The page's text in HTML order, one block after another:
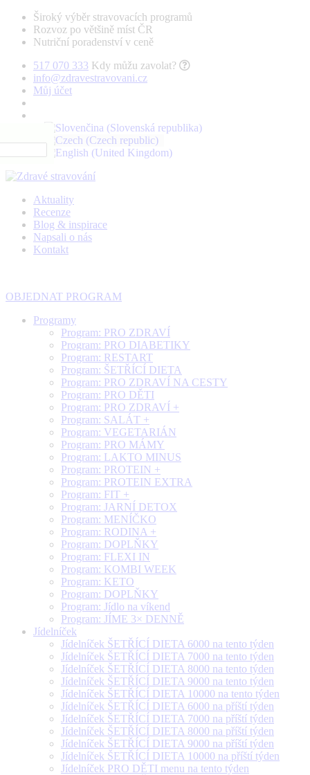
Široký výběr stravovacích programů
Rozvoz po většině míst ČR
Nutriční poradenství v ceně
517 070 333 Kdy můžu zavolat?
info@zdravestravovani.cz
Můj účet
Aktuality
Recenze
Blog & inspirace
Napsali o nás
Kontakt
OBJEDNAT PROGRAM
Programy
Program: PRO ZDRAVÍ
Program: PRO DIABETIKY
Program: RESTART
Program: ŠETŘÍCÍ DIETA
Program: PRO ZDRAVÍ NA CESTY
Program: PRO DĚTI
Program: PRO ZDRAVÍ +
Program: SALÁT +
Program: VEGETARIÁN
Program: PRO MÁMY
Program: LAKTO MINUS
Program: PROTEIN +
Program: PROTEIN EXTRA
Program: FIT +
Program: JARNÍ DETOX
Program: MENÍČKO
Program: RODINA +
Program: DOPLŇKY
Program: FLEXI IN
Program: KOMBI WEEK
Program: KETO
Program: DOPLŇKY
Program: Jídlo na víkend
Program: JÍME 3× DENNĚ
Jídelníček
Jídelníček ŠETŘÍCÍ DIETA 6000 na tento týden
Jídelníček ŠETŘÍCÍ DIETA 7000 na tento týden
Jídelníček ŠETŘÍCÍ DIETA 8000 na tento týden
Jídelníček ŠETŘÍCÍ DIETA 9000 na tento týden
Jídelníček ŠETŘÍCÍ DIETA 10000 na tento týden
Jídelníček ŠETŘÍCÍ DIETA 6000 na příští týden
Jídelníček ŠETŘÍCÍ DIETA 7000 na příští týden
Jídelníček ŠETŘÍCÍ DIETA 8000 na příští týden
Jídelníček ŠETŘÍCÍ DIETA 9000 na příští týden
Jídelníček ŠETŘÍCÍ DIETA 10000 na příští týden
Jídelníček PRO DĚTI menu na tento týden